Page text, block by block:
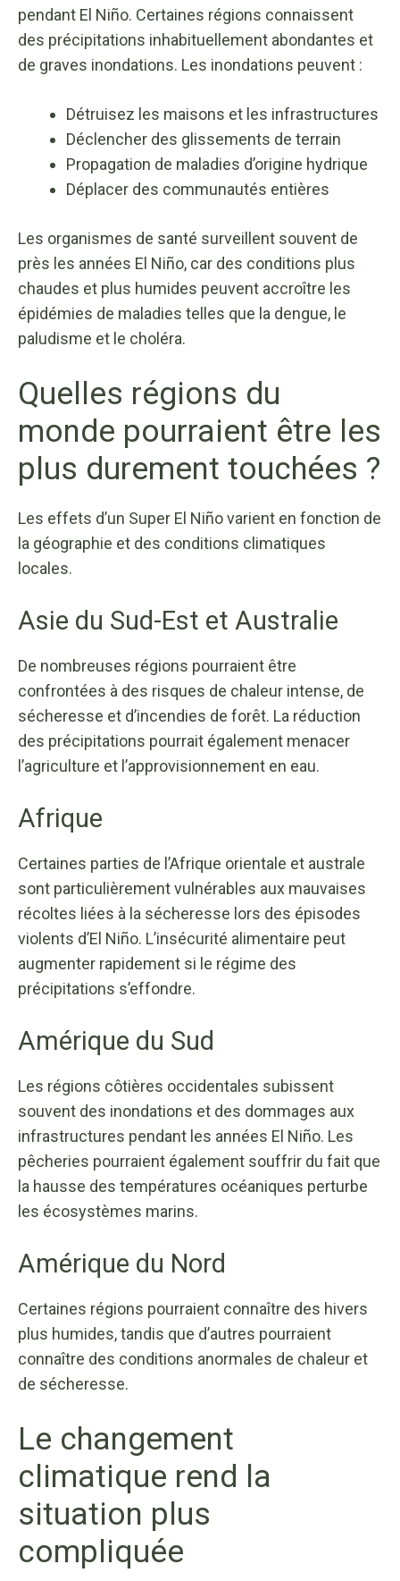
pendant El Niño. Certaines régions connaissent
des précipitations inhabituellement abondantes et
de graves inondations. Les inondations peuvent :
Détruisez les maisons et les infrastructures
Déclencher des glissements de terrain
Propagation de maladies d’origine hydrique
Déplacer des communautés entières
Les organismes de santé surveillent souvent de
près les années El Niño, car des conditions plus
chaudes et plus humides peuvent accroître les
épidémies de maladies telles que la dengue, le
paludisme et le choléra.
Quelles régions du
monde pourraient être les
plus durement touchées ?
Les effets d’un Super El Niño varient en fonction de
la géographie et des conditions climatiques
locales.
Asie du Sud-Est et Australie
De nombreuses régions pourraient être
confrontées à des risques de chaleur intense, de
sécheresse et d’incendies de forêt. La réduction
des précipitations pourrait également menacer
l’agriculture et l’approvisionnement en eau.
Afrique
Certaines parties de l’Afrique orientale et australe
sont particulièrement vulnérables aux mauvaises
récoltes liées à la sécheresse lors des épisodes
violents d’El Niño. L’insécurité alimentaire peut
augmenter rapidement si le régime des
précipitations s’effondre.
Amérique du Sud
Les régions côtières occidentales subissent
souvent des inondations et des dommages aux
infrastructures pendant les années El Niño. Les
pêcheries pourraient également souffrir du fait que
la hausse des températures océaniques perturbe
les écosystèmes marins.
Amérique du Nord
Certaines régions pourraient connaître des hivers
plus humides, tandis que d’autres pourraient
connaître des conditions anormales de chaleur et
de sécheresse.
Le changement
climatique rend la
situation plus
compliquée